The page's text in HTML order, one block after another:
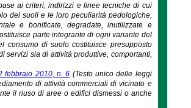
ai criteri, indirizzi e linee tecniche di cui
dei suoli e le loro peculiarità pedologiche,
e bonificate, degradate, inutilizzate e
parte integrante di ogni variante del
consumo di suolo costituisce presupposto
servizi sia di attività produttive, comportanti,
febbraio 2010, n. 6 (Testo unico delle leggi
di attività commerciali di vicinato e
il riuso di aree o edifici dismessi o anche